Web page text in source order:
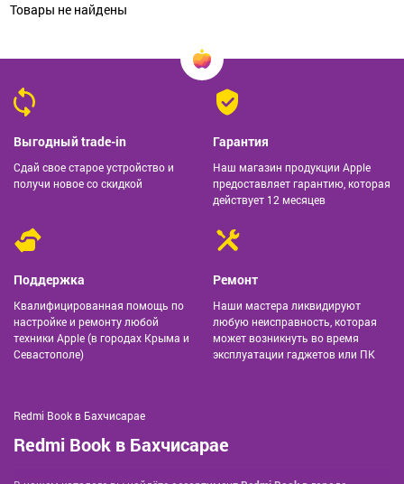
Товары не найдены
Выгодный trade-in
Сдай свое старое устройство и
получи новое со скидкой
Гарантия
Наш магазин продукции Apple
предоставляет гарантию, которая
действует 12 месяцев
Поддержка
Квалифицированная помощь по
настройке и ремонту любой
техники Apple (в городах Крыма и
Севастополе)
Ремонт
Наши мастера ликвидируют
любую неисправность, которая
может возникнуть во время
эксплуатации гаджетов или ПК
Redmi Book в Бахчисарае
Redmi Book в Бахчисарае